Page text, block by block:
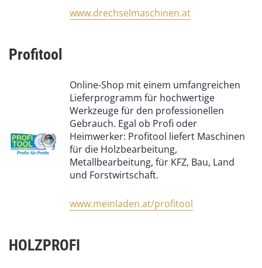
www.drechselmaschinen.at
Profitool
Online-Shop mit einem umfangreichen
Lieferprogramm für hochwertige
Werkzeuge für den professionellen
Gebrauch. Egal ob Profi oder
Heimwerker: Profitool liefert Maschinen
für die Holzbearbeitung,
Metallbearbeitung, für KFZ, Bau, Land
und Forstwirtschaft.
www.meinladen.at/profitool
HOLZPROFI